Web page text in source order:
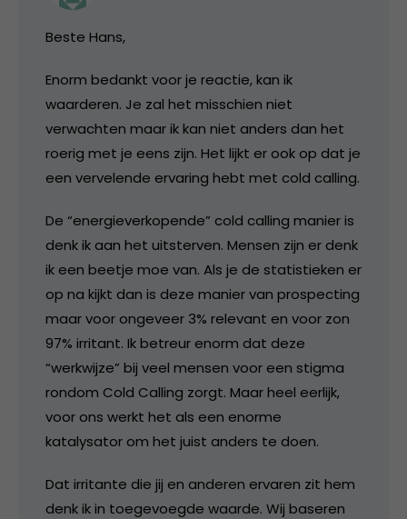
Beste Hans,
Enorm bedankt voor je reactie, kan ik
waarderen. Je zal het misschien niet
verwachten maar ik kan niet anders dan het
roerig met je eens zijn. Het lijkt er ook op dat je
een vervelende ervaring hebt met cold calling.
De “energieverkopende” cold calling manier is
denk ik aan het uitsterven. Mensen zijn er denk
ik een beetje moe van. Als je de statistieken er
op na kijkt dan is deze manier van prospecting
maar voor ongeveer 3% relevant en voor zon
97% irritant. Ik betreur enorm dat deze
“werkwijze” bij veel mensen voor een stigma
rondom Cold Calling zorgt. Maar heel eerlijk,
voor ons werkt het als een enorme
katalysator om het juist anders te doen.
Dat irritante die jij en anderen ervaren zit hem
denk ik in toegevoegde waarde. Wij baseren